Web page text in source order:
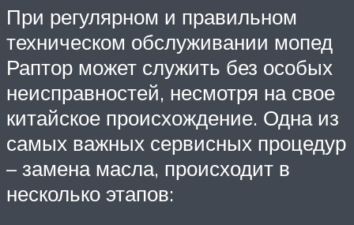
При регулярном и правильном
техническом обслуживании мопед
Раптор может служить без особых
неисправностей, несмотря на свое
китайское происхождение. Одна из
самых важных сервисных процедур
– замена масла, происходит в
несколько этапов: